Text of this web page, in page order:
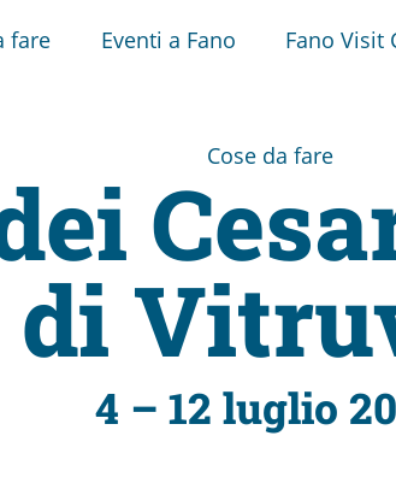
fare Eventi a Fano Fano Visit
Cose da fare
di
4 – 12 luglio